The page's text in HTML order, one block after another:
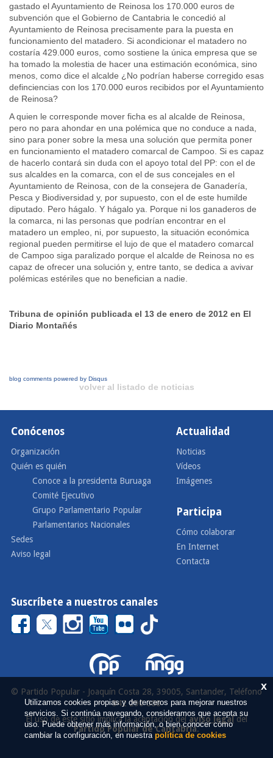
gastado el Ayuntamiento de Reinosa los 170.000 euros de
subvención que el Gobierno de Cantabria le concedió al
Ayuntamiento de Reinosa precisamente para la puesta en
funcionamiento del matadero. Si acondicionar el matadero no
costaría 429.000 euros, como sostiene la única empresa que se
ha tomado la molestia de hacer una estimación económica, sino
menos, como dice el alcalde ¿No podrían haberse corregido esas
definciencias con los 170.000 euros recibidos por el Ayuntamiento
de Reinosa?
A quien le corresponde mover ficha es al alcalde de Reinosa,
pero no para ahondar en una polémica que no conduce a nada,
sino para poner sobre la mesa una solución que permita poner
en funcionamiento el matadero comarcal de Campoo. Si es capaz
de hacerlo contará sin duda con el apoyo total del PP: con el de
sus alcaldes en la comarca, con el de sus concejales en el
Ayuntamiento de Reinosa, con de la consejera de Ganadería,
Pesca y Biodiversidad y, por supuesto, con el de este humilde
diputado. Pero hágalo. Y hágalo ya. Porque ni los ganaderos de
la comarca, ni las personas que podrían encontrar en el
matadero un empleo, ni, por supuesto, la situación económica
regional pueden permitirse el lujo de que el matadero comarcal
de Campoo siga paralizado porque el alcalde de Reinosa no es
capaz de ofrecer una solución y, entre tanto, se dedica a avivar
polémicas estériles que no benefician a nadie.
Tribuna de opinión publicada el 13 de enero de 2012 en El
Diario Montañés
blog comments powered by Disqus
volver al listado de noticias
Conócenos
Organización
Quién es quién
Conoce a la presidenta Buruaga
Comité Ejecutivo
Grupo Parlamentario Popular
Parlamentarios Nacionales
Sedes
Aviso legal
Actualidad
Noticias
Vídeos
Imágenes
Participa
Cómo colaborar
En Internet
Contacta
Suscríbete a nuestros canales
© Partido Popular - Joaquín Costa 28, 39005, Santander, Teléfono
942 290 000
El uso de este sitio implica la aceptación delaviso legaldel
Partido Popular de Cantabria.
x
Utilizamos cookies propias y de terceros para mejorar nuestros
servicios. Si continúa navegando, consideramos que acepta su
uso. Puede obtener más información, o bien conocer cómo
cambiar la configuración, en nuestra política de cookies